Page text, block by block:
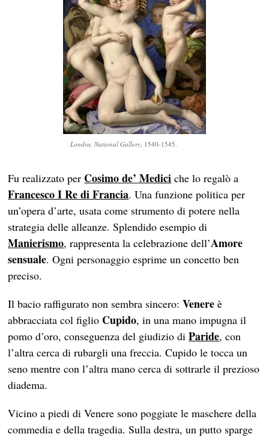
Londra, National Gallery, 1540-1545.
Fu realizzato per Cosimo de’ Medici che lo regalò a
Francesco I Re di Francia. Una funzione politica per
un’opera d’arte, usata come strumento di potere nella
strategia delle alleanze. Splendido esempio di
Manierismo, rappresenta la celebrazione dell’Amore
sensuale. Ogni personaggio esprime un concetto ben
preciso.
Il bacio raffigurato non sembra sincero:Venere è
abbracciata col figlio Cupido, in una mano impugna il
pomo d’oro, conseguenza del giudizio diParide, con
l’altra cerca di rubargli una freccia. Cupido le tocca un
seno mentre con l’altra mano cerca di sottrarle il prezioso
diadema.
Vicino a piedi di Venere sono poggiate le maschere della
commedia e della tragedia. Sulla destra, un putto sparge